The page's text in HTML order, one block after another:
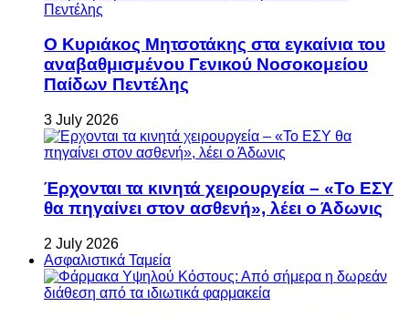
Ο Κυριάκος Μητσοτάκης στα εγκαίνια του
αναβαθμισμένου Γενικού Νοσοκομείου
Παίδων Πεντέλης
3 July 2026
Έρχονται τα κινητά χειρουργεία – «Το ΕΣΥ
θα πηγαίνει στον ασθενή», λέει ο Άδωνις
2 July 2026
Ασφαλιστικά Ταμεία